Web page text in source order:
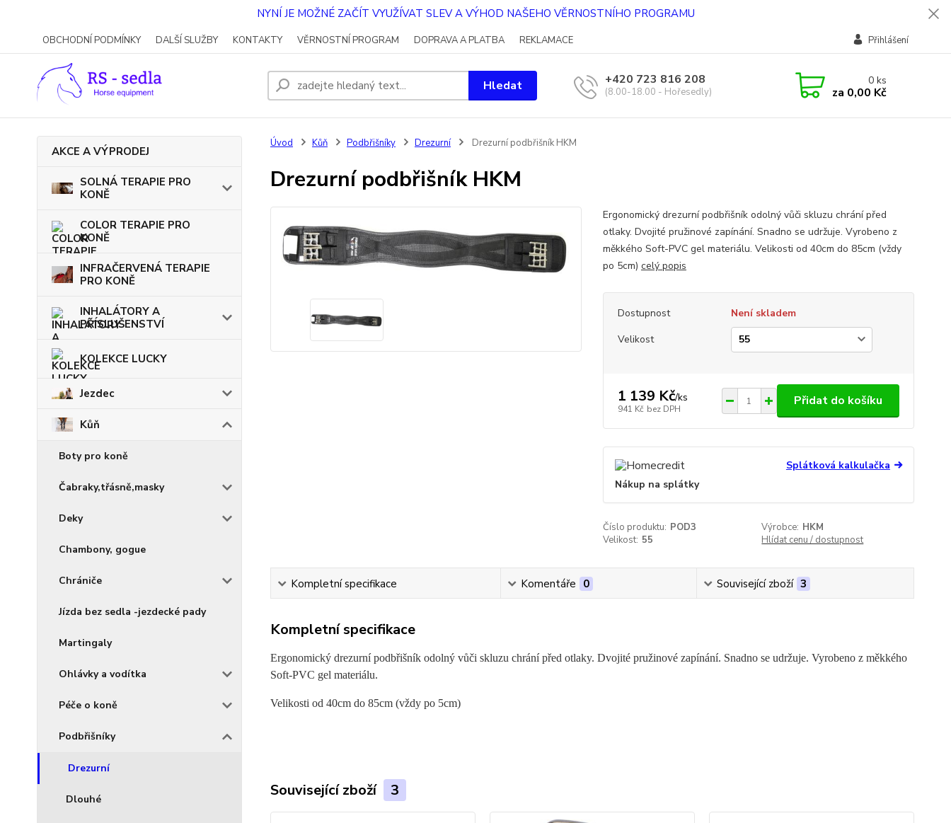
NYNÍ JE MOŽNÉ ZAČÍT VYUŽÍVAT SLEV A VÝHOD NAŠEHO VĚRNOSTNÍHO PROGRAMU
OBCHODNÍ PODMÍNKY DALŠÍ SLUŽBY KONTAKTY VĚRNOSTNÍ PROGRAM DOPRAVA A PLATBA REKLAMACE Přihlášení
Hledat +420 723 816 208
(8.00-18.00 - Hořesedly)
0ks
za 0,00 Kč
AKCE A VÝPRODEJ
SOLNÁ TERAPIE PRO
KONĚ
COLOR TERAPIE PRO
KONĚ
INFRAČERVENÁ TERAPIE
PRO KONĚ
INHALÁTORY A
PŘÍSLUŠENSTVÍ
KOLEKCE LUCKY
Jezdec
Kůň
Boty pro koně
Čabraky,třásně,masky
Deky
Chambony, gogue
Chrániče
Jízda bez sedla -jezdecké pady
Martingaly
Ohlávky a vodítka
Péče o koně
Podbřišníky
Drezurní
Dlouhé
Úvod Kůň Podbřišníky Drezurní Drezurní podbřišník HKM
Drezurní podbřišník HKM
Ergonomický drezurní podbřišník odolný vůči skluzu chrání před
otlaky. Dvojité pružinové zapínání. Snadno se udržuje. Vyrobeno z
měkkého Soft-PVC gel materiálu. Velikosti od 40cm do 85cm (vždy
po 5cm) celý popis
Dostupnost
Není skladem
Velikost
1 139 Kč/ks
941 Kč bez DPH
Přidat do košíku
Splátková kalkulačka
Nákup na splátky
Číslo produktu: POD3 Výrobce: HKM
Velikost: 55 Hlídat cenu / dostupnost
Kompletní specifikace Komentáře 0 Související zboží 3
Kompletní specifikace
Ergonomický drezurní podbřišník odolný vůči skluzu chrání před otlaky. Dvojité pružinové zapínání. Snadno se udržuje. Vyrobeno z měkkého
Soft-PVC gel materiálu.
Velikosti od 40cm do 85cm (vždy po 5cm)
Související zboží 3